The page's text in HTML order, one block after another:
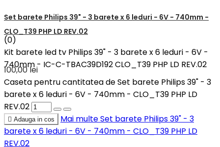
Set barete Philips 39" - 3 barete x 6 leduri - 6V - 740mm -
CLO_T39 PHP LD REV.02
(0)
Kit barete led tv Philips 39" - 3 barete x 6 leduri - 6V -
740mm - IC-C-TBAC39D192 CLO_T39 PHP LD REV.02
100,00 lei
Caseta pentru cantitatea de Set barete Philips 39" - 3
barete x 6 leduri - 6V - 740mm - CLO_T39 PHP LD
REV.02
 Adauga in cos Mai multeSet barete Philips 39" - 3
barete x 6 leduri - 6V - 740mm - CLO_T39 PHP LD
REV.02